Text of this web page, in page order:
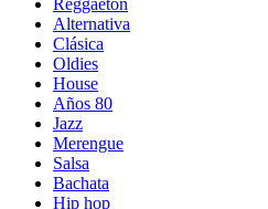
Reggaetón
Alternativa
Clásica
Oldies
House
Años 80
Jazz
Merengue
Salsa
Bachata
Hip hop